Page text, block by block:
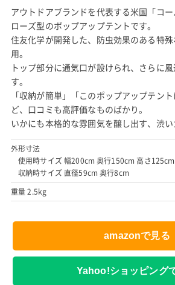
アウトドアブランドを代表する米国「コ
ローズ型のポップアップテントです。
住友化学が開発した、防虫効果のある特
用。
トップ部分に通気口が設けられ、さらに
す。
「収納が簡単」「このポップアップテン
ど、口コミも高評価なものばかり。
いかにも本格的な雰囲気を醸し出す、渋い
外形寸法
使用時サイズ 幅200cm 奥行150cm 高さ125cm
収納時サイズ 直径59cm 奥行8cm
重量 2.5kg
amazonで見る
Yahoo!ショッピング